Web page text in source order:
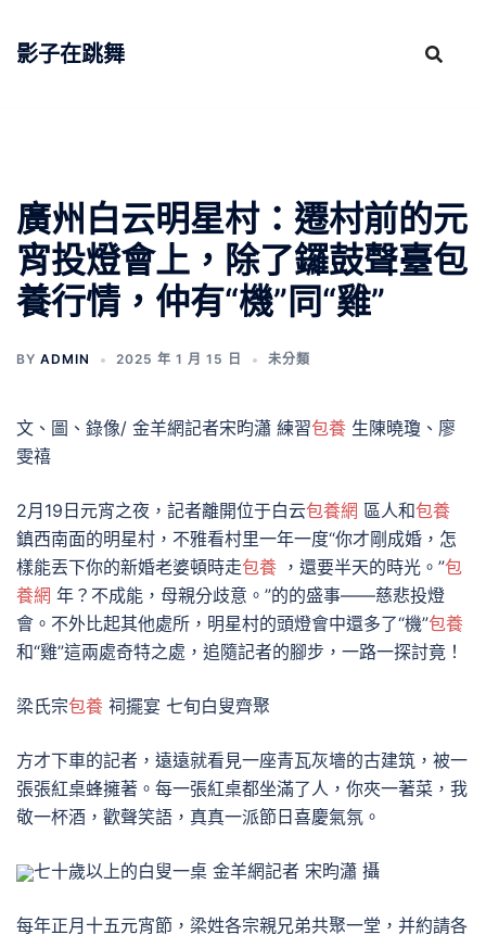
影子在跳舞
廣州白云明星村：遷村前的元
宵投燈會上，除了鑼鼓聲臺包
養行情，仲有“機”同“雞”
BY ADMIN 2025 年 1 月 15 日 未分類
文、圖、錄像/ 金羊網記者宋昀瀟 練習包養 生陳曉瓊、廖
雯禧
2月19日元宵之夜，記者離開位于白云包養網 區人和包養
鎮西南面的明星村，不雅看村里一年一度“你才剛成婚，怎
樣能丟下你的新婚老婆頓時走包養 ，還要半天的時光。”包
養網 年？不成能，母親分歧意。”的的盛事——慈悲投燈
會。不外比起其他處所，明星村的頭燈會中還多了“機”包養
和“雞”這兩處奇特之處，追隨記者的腳步，一路一探討竟！
梁氏宗包養 祠擺宴 七旬白叟齊聚
方才下車的記者，遠遠就看見一座青瓦灰墻的古建筑，被一
張張紅桌蜂擁著。每一張紅桌都坐滿了人，你夾一著菜，我
敬一杯酒，歡聲笑語，真真一派節日喜慶氣氛。
七十歲以上的白叟一桌 金羊網記者 宋昀瀟 攝
每年正月十五元宵節，梁姓各宗親兄弟共聚一堂，并約請各